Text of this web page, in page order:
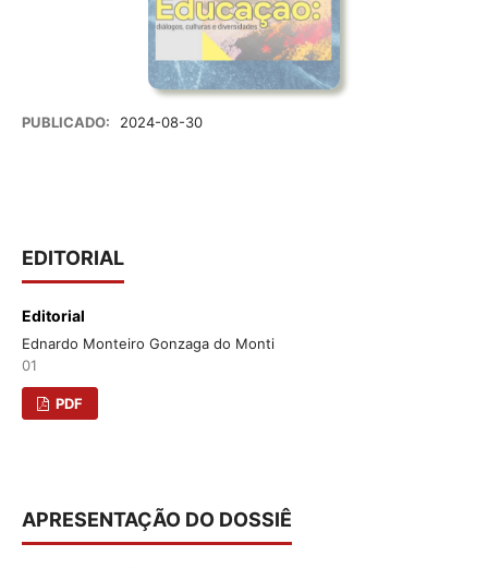
PUBLICADO: 2024-08-30
EDITORIAL
Editorial
Ednardo Monteiro Gonzaga do Monti
01
PDF
APRESENTAÇÃO DO DOSSIÊ